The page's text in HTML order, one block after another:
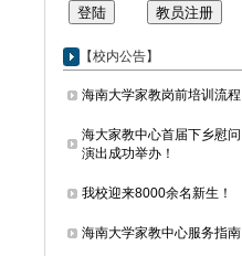
【校内公告】
海南大学家教岗前培训流程
海大家教中心首届下乡慰问
演出成功举办！
我校迎来8000余名新生！
海南大学家教中心服务指南